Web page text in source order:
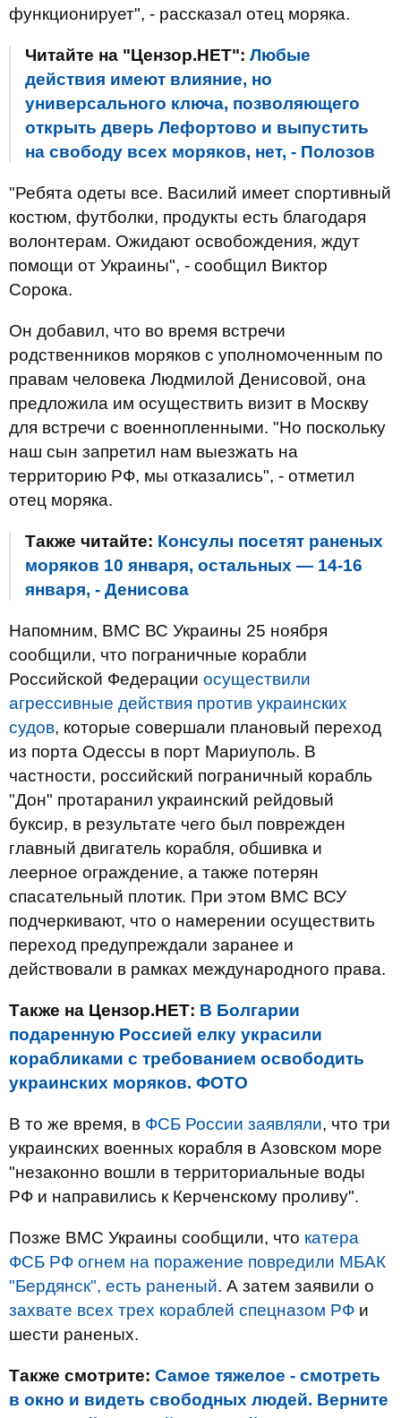
функционирует", - рассказал отец моряка.
Читайте на "Цензор.НЕТ": Любые
действия имеют влияние, но
универсального ключа, позволяющего
открыть дверь Лефортово и выпустить
на свободу всех моряков, нет, - Полозов
"Ребята одеты все. Василий имеет спортивный
костюм, футболки, продукты есть благодаря
волонтерам. Ожидают освобождения, ждут
помощи от Украины", - сообщил Виктор
Сорока.
Он добавил, что во время встречи
родственников моряков с уполномоченным по
правам человека Людмилой Денисовой, она
предложила им осуществить визит в Москву
для встречи с военнопленными. "Но поскольку
наш сын запретил нам выезжать на
территорию РФ, мы отказались", - отметил
отец моряка.
Также читайте: Консулы посетят раненых
моряков 10 января, остальных — 14-16
января, - Денисова
Напомним, ВМС ВС Украины 25 ноября
сообщили, что пограничные корабли
Российской Федерации осуществили
агрессивные действия против украинских
судов, которые совершали плановый переход
из порта Одессы в порт Мариуполь. В
частности, российский пограничный корабль
"Дон" протаранил украинский рейдовый
буксир, в результате чего был поврежден
главный двигатель корабля, обшивка и
леерное ограждение, а также потерян
спасательный плотик. При этом ВМС ВСУ
подчеркивают, что о намерении осуществить
переход предупреждали заранее и
действовали в рамках международного права.
Также на Цензор.НЕТ: В Болгарии
подаренную Россией елку украсили
корабликами с требованием освободить
украинских моряков. ФОТО
В то же время, в ФСБ России заявляли, что три
украинских военных корабля в Азовском море
"незаконно вошли в территориальные воды
РФ и направились к Керченскому проливу".
Позже ВМС Украины сообщили, что катера
ФСБ РФ огнем на поражение повредили МБАК
"Бердянск", есть раненый. А затем заявили о
захвате всех трех кораблей спецназом РФ и
шести раненых.
Также смотрите: Самое тяжелое - смотреть
в окно и видеть свободных людей. Верните